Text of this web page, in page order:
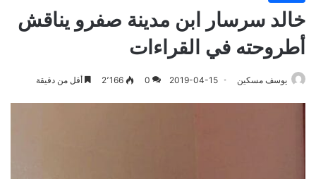
خالد سرسار ابن مدينة صفرو يناقش
أطروحته في القراءات
يوسف مسكين 2019-04-15
0 2٬166 أقل من دقيقة